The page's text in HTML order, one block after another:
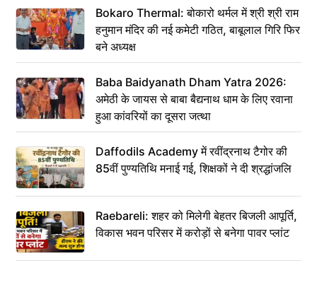
Bokaro Thermal: बोकारो थर्मल में श्री श्री राम
हनुमान मंदिर की नई कमेटी गठित, बाबूलाल गिरि फिर
बने अध्यक्ष
Baba Baidyanath Dham Yatra 2026:
अमेठी के जायस से बाबा बैद्यनाथ धाम के लिए रवाना
हुआ कांवरियों का दूसरा जत्था
Daffodils Academy में रवींद्रनाथ टैगोर की
85वीं पुण्यतिथि मनाई गई, शिक्षकों ने दी श्रद्धांजलि
Raebareli: शहर को मिलेगी बेहतर बिजली आपूर्ति,
विकास भवन परिसर में करोड़ों से बनेगा पावर प्लांट